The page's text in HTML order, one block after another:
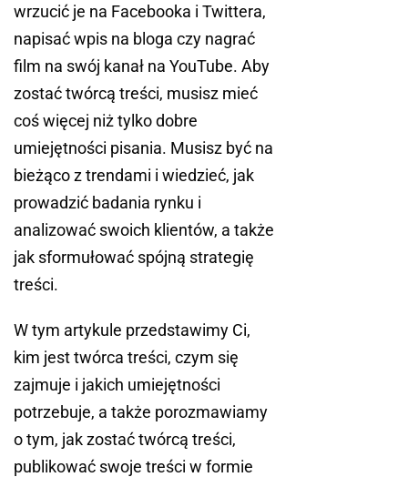
wrzucić je na Facebooka i Twittera,
napisać wpis na bloga czy nagrać
film na swój kanał na YouTube. Aby
zostać twórcą treści, musisz mieć
coś więcej niż tylko dobre
umiejętności pisania. Musisz być na
bieżąco z trendami i wiedzieć, jak
prowadzić badania rynku i
analizować swoich klientów, a także
jak sformułować spójną strategię
treści.
W tym artykule przedstawimy Ci,
kim jest twórca treści, czym się
zajmuje i jakich umiejętności
potrzebuje, a także porozmawiamy
o tym, jak zostać twórcą treści,
publikować swoje treści w formie